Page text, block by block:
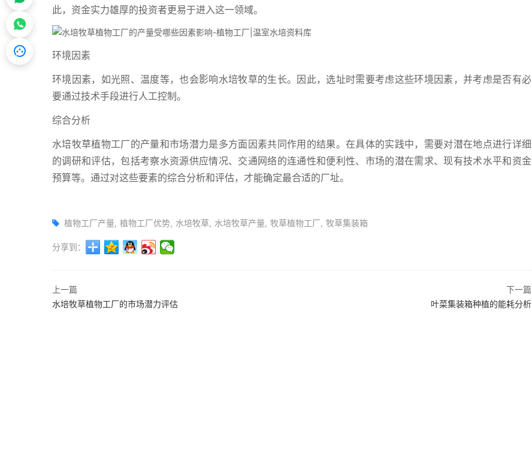
此，资金实力雄厚的投资者更易于进入这一领域。
环境因素
环境因素，如光照、温度等，也会影响水培牧草的生长。因此，选址时需要考虑这些环境因素，并考虑是否有必
要通过技术手段进行人工控制。
综合分析
水培牧草植物工厂的产量和市场潜力是多方面因素共同作用的结果。在具体的实践中，需要对潜在地点进行详细
的调研和评估，包括考察水资源供应情况、交通网络的连通性和便利性、市场的潜在需求、现有技术水平和资金
预算等。通过对这些要素的综合分析和评估，才能确定最合适的厂址。
植物工厂产量 植物工厂优势 水培牧草 水培牧草产量 牧草植物工厂 牧草集装箱
分享到：
上一篇
水培牧草植物工厂的市场潜力评估
下一篇
叶菜集装箱种植的能耗分析